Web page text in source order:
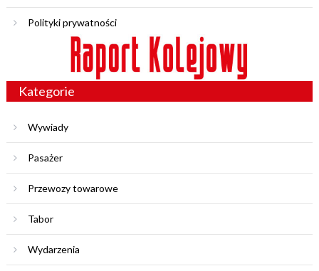
Polityki prywatności
Kategorie
Wywiady
Pasażer
Przewozy towarowe
Tabor
Wydarzenia